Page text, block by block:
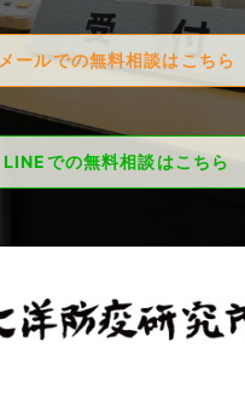
メールでの無料相談はこちら
LINEでの無料相談はこちら